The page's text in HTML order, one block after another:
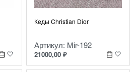
Кеды Christian Dior
Артикул: Mir-192
21000,00 ₽